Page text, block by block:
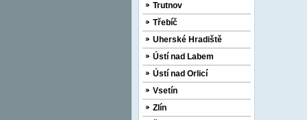
Trutnov
Třebíč
Uherské Hradiště
Ústí nad Labem
Ústí nad Orlicí
Vsetín
Zlín